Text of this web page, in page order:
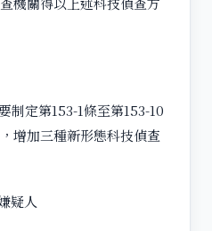
制定第153-1條至第153-10
增加三種新形態科技偵查
疑人